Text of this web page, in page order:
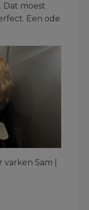
Dat moest
Een ode
Sam |